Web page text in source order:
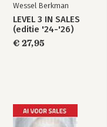
Wessel Berkman
LEVEL 3 IN SALES
(editie '24-'26)
€ 27,95